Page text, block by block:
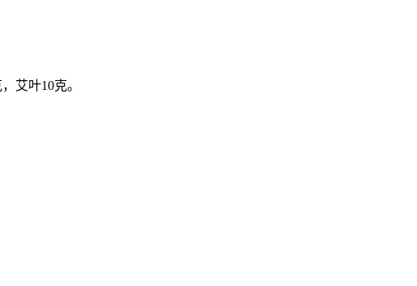
艾叶10克。